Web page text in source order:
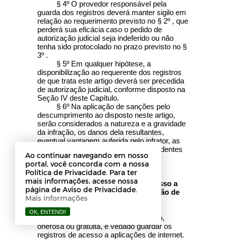
§ 4º O provedor responsável pela
guarda dos registros deverá manter sigilo em
relação ao requerimento previsto no § 2º , que
perderá sua eficácia caso o pedido de
autorização judicial seja indeferido ou não
tenha sido protocolado no prazo previsto no §
3º .
§ 5º Em qualquer hipótese, a
disponibilização ao requerente dos registros
de que trata este artigo deverá ser precedida
de autorização judicial, conforme disposto na
Seção IV deste Capítulo.
§ 6º Na aplicação de sanções pelo
descumprimento ao disposto neste artigo,
serão considerados a natureza e a gravidade
da infração, os danos dela resultantes,
eventual vantagem auferida pelo infrator, as
circunstâncias agravantes, os antecedentes
do infrator e a reincidência.
Subseção II
Da Guarda de Registros de Acesso a
Aplicações de Internet na Provisão de
Art. 14. Na provisão de conexão,
onerosa ou gratuita, é vedado guardar os
registros de acesso a aplicações de internet.
Ao continuar navegando em nosso
portal, você concorda com a nossa
Política de Privacidade. Para ter
mais informações, acesse nossa
página de Aviso de Privacidade.
Mais informações
OK, ENTENDI!